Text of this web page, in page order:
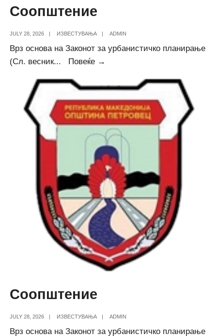
Соопштение
JULY 28, 2026 ИЗВЕСТУВАЊА ADMIN
Врз основа на Законот за урбанистичко планирање
(Сл. весник... Повеќе →
Соопштение
JULY 28, 2026 ИЗВЕСТУВАЊА ADMIN
Врз основа на Законот за урбанистичко планирање